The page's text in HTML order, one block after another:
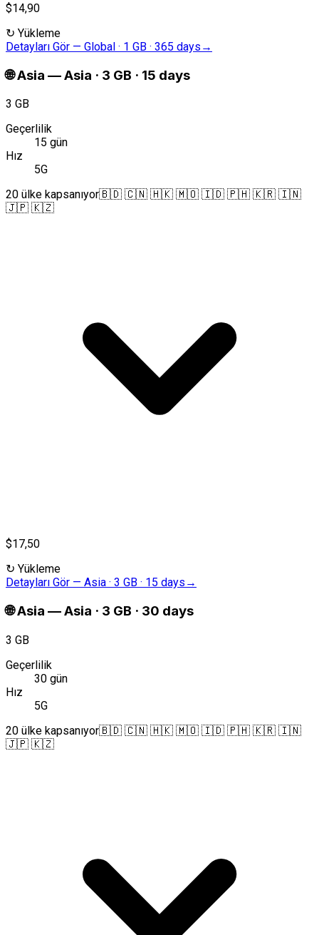
$14,90
↻ Yükleme
Detayları Gör — Global · 1 GB · 365 days →
🌐Asia —Asia · 3 GB · 15 days
3 GB
Geçerlilik
15 gün
Hız
5G
20 ülke kapsanıyor🇧🇩 🇨🇳 🇭🇰 🇲🇴 🇮🇩 🇵🇭 🇰🇷 🇮🇳
🇯🇵 🇰🇿
$17,50
↻ Yükleme
Detayları Gör — Asia · 3 GB · 15 days →
🌐Asia —Asia · 3 GB · 30 days
3 GB
Geçerlilik
30 gün
Hız
5G
20 ülke kapsanıyor🇧🇩 🇨🇳 🇭🇰 🇲🇴 🇮🇩 🇵🇭 🇰🇷 🇮🇳
🇯🇵 🇰🇿